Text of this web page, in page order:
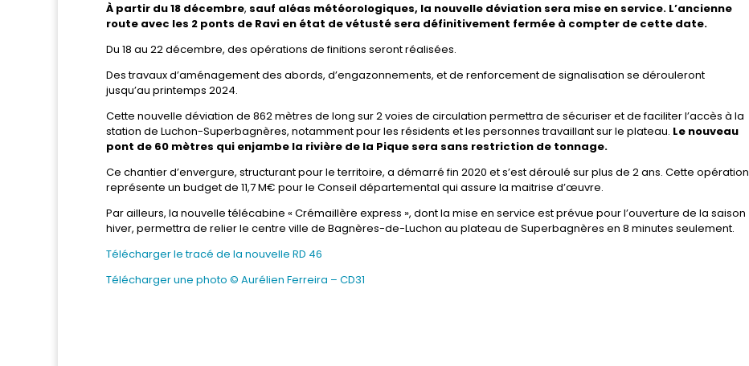
À partir du 18 décembre, sauf aléas météorologiques, la nouvelle déviation sera mise en service. L’ancienne
route avec les 2 ponts de Ravi en état de vétusté sera définitivement fermée à compter de cette date.
Du 18 au 22 décembre, des opérations de finitions seront réalisées.
Des travaux d’aménagement des abords, d’engazonnements, et de renforcement de signalisation se dérouleront
jusqu’au printemps 2024.
Cette nouvelle déviation de 862 mètres de long sur 2 voies de circulation permettra de sécuriser et de faciliter l’accès à la
station de Luchon-Superbagnères, notamment pour les résidents et les personnes travaillant sur le plateau. Le nouveau
pont de 60 mètres qui enjambe la rivière de la Pique sera sans restriction de tonnage.
Ce chantier d’envergure, structurant pour le territoire, a démarré fin 2020 et s’est déroulé sur plus de 2 ans. Cette opération
représente un budget de 11,7 M€ pour le Conseil départemental qui assure la maitrise d’œuvre.
Par ailleurs, la nouvelle télécabine « Crémaillère express », dont la mise en service est prévue pour l’ouverture de la saison
hiver, permettra de relier le centre ville de Bagnères-de-Luchon au plateau de Superbagnères en 8 minutes seulement.
Télécharger le tracé de la nouvelle RD 46
Télécharger une photo © Aurélien Ferreira – CD31